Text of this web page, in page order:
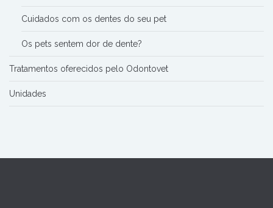
Cuidados com os dentes do seu pet
Os pets sentem dor de dente?
Tratamentos oferecidos pelo Odontovet
Unidades